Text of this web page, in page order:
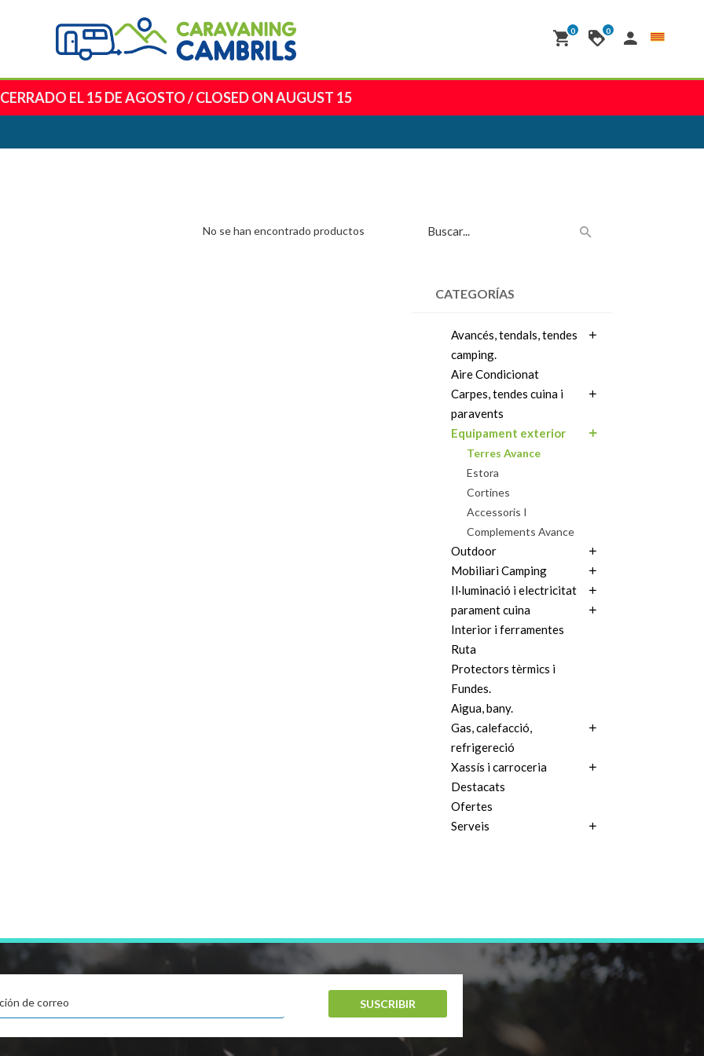
0 0
CERRADO EL 15 DE AGOSTO/CLOSED ON AUGUST 15
No se han encontrado productos
CATEGORÍAS
Avancés, tendals, tendes
camping.
Aire Condicionat
Carpes, tendes cuina i
paravents
Equipament exterior
Terres Avance
Estora
Cortines
Accessoris I
Complements Avance
Outdoor
Mobiliari Camping
Il·luminació i electricitat
parament cuina
Interior i ferramentes
Ruta
Protectors tèrmics i
Fundes.
Aigua, bany.
Gas, calefacció,
refrigereció
Xassís i carroceria
Destacats
Ofertes
Serveis
SUSCRIBIR